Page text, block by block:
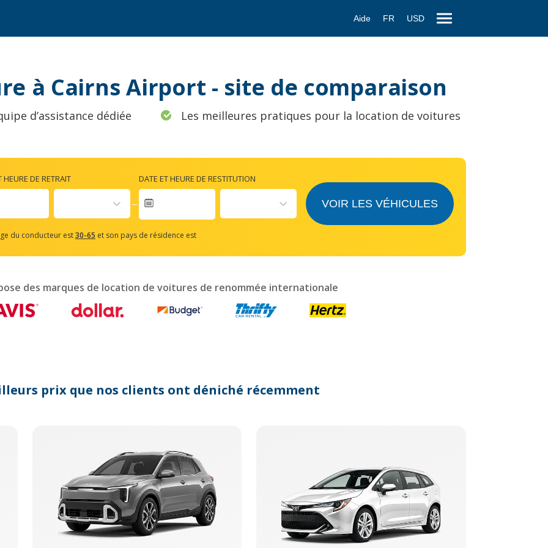
Aide FR USD
à Cairns Airport - site de comparaison
d’assistance dédiée Les meilleures pratiques pour la location de voitures
HEURE DE RETRAIT DATE ET HEURE DE RESTITUTION
du conducteur est30-65 et son pays de résidence est
VOIR LES VÉHICULES
des marques de location de voitures de renommée internationale
prix que nos clients ont déniché récemment